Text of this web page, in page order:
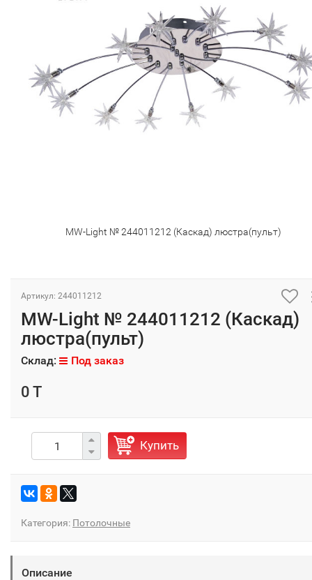
MW-Light № 244011212 (Каскад) люстра(пульт)
Артикул: 244011212
MW-Light № 244011212 (Каскад)
люстра(пульт)
Склад: Под заказ
0 T
Купить
Категория: Потолочные
Описание